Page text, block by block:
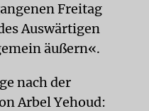
Freitag
Auswärtigen
äußern«.
nach der
Arbel Yehoud: